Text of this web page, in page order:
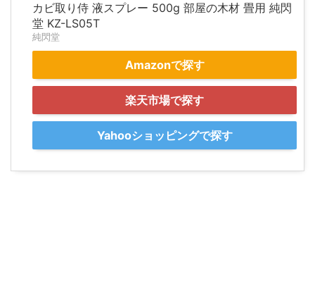
カビ取り侍 液スプレー 500g 部屋の木材 畳用 純閃
堂 KZ-LS05T
純閃堂
Amazonで探す
楽天市場で探す
Yahooショッピングで探す